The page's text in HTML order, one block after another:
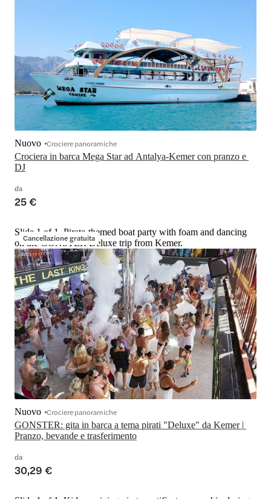
Crociera in barca Mega Star ad Antalya-Kemer con pranzo e
DJ
Nuovo Crociere panoramiche
da
25 €
Cancellazione gratuita
Slide 1 of 1, Pirate-themed boat party with foam and dancing
on the GONSTER Deluxe trip from Kemer.
GONSTER: gita in barca a tema pirati "Deluxe" da Kemer |
Pranzo, bevande e trasferimento
Nuovo Crociere panoramiche
da
30,29 €